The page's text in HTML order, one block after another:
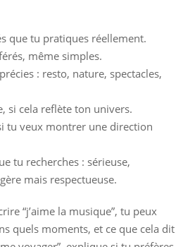
que tu pratiques réellement.
même simples.
: resto, nature, spectacles,
si cela reflète ton univers.
tu veux montrer une direction
tu recherches : sérieuse,
mais respectueuse.
“j’aime la musique”, tu peux
quels moments, et ce que cela dit